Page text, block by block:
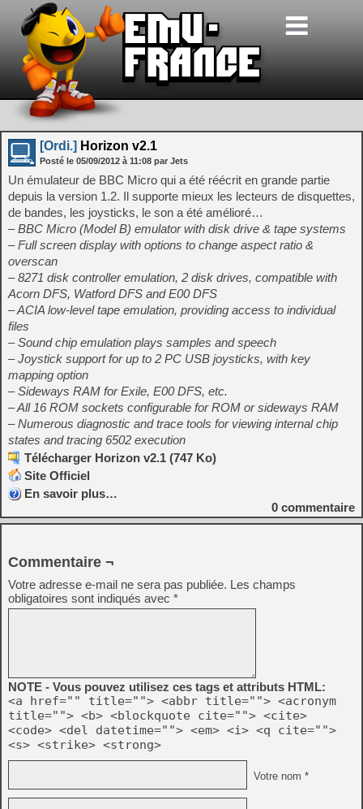
[Ordi.] Horizon v2.1
Posté le 05/09/2012 à 11:08 par Jets
Un émulateur de BBC Micro qui a été réécrit en grande partie
depuis la version 1.2. Il supporte mieux les lecteurs de disquettes,
de bandes, les joysticks, le son a été amélioré…
– BBC Micro (Model B) emulator with disk drive & tape systems
– Full screen display with options to change aspect ratio &
overscan
– 8271 disk controller emulation, 2 disk drives, compatible with
Acorn DFS, Watford DFS and E00 DFS
– ACIA low-level tape emulation, providing access to individual
files
– Sound chip emulation plays samples and speech
– Joystick support for up to 2 PC USB joysticks, with key
mapping option
– Sideways RAM for Exile, E00 DFS, etc.
– All 16 ROM sockets configurable for ROM or sideways RAM
– Numerous diagnostic and trace tools for viewing internal chip
states and tracing 6502 execution
Télécharger Horizon v2.1 (747 Ko)
Site Officiel
En savoir plus…
0 commentaire
Commentaire ¬
Votre adresse e-mail ne sera pas publiée. Les champs
obligatoires sont indiqués avec *
NOTE - Vous pouvez utilisez ces tags et attributs HTML:
<a href="" title=""> <abbr title=""> <acronym
title=""> <b> <blockquote cite=""> <cite>
<code> <del datetime=""> <em> <i> <q cite="">
<s> <strike> <strong>
Votre nom *